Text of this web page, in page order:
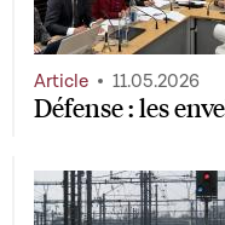
Défense : les
Article 11.05.2026